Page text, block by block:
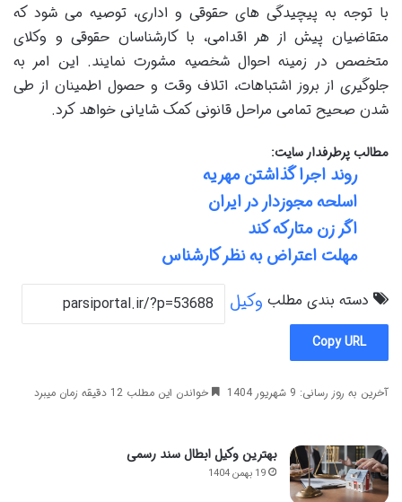
با توجه به پیچیدگی های حقوقی و اداری، توصیه می شود که
متقاضیان پیش از هر اقدامی، با کارشناسان حقوقی و وکلای
متخصص در زمینه احوال شخصیه مشورت نمایند. این امر به
جلوگیری از بروز اشتباهات، اتلاف وقت و حصول اطمینان از طی
شدن صحیح تمامی مراحل قانونی کمک شایانی خواهد کرد.
مطالب پرطرفدار سایت:
روند اجرا گذاشتن مهریه
اسلحه مجوزدار در ایران
اگر زن متارکه کند
مهلت اعتراض به نظر کارشناس
دسته بندی مطلب وکیل
Copy URL
آخرین به روز رسانی: 9 شهریور 1404 خواندن این مطلب 12 دقیقه زمان میبرد
بهترین وکیل ابطال سند رسمی
19 بهمن 1404